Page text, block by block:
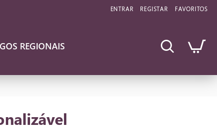
ENTRAR REGISTAR FAVORITOS
REGIONAIS